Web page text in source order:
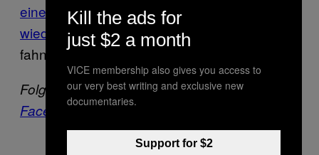
einem News-Ticker.Fatih Ben M. soll aktuell
wieder untergetaucht sein, dieses Mal
fahnden die Behörden nach ihm.
Folge Philipp beiTwitterund VICE auf
Facebook,Instagram
Kill the ads for
just $2 a month
VICE membership also gives you access to
our very best writing and exclusive new
documentaries.
Support for $2